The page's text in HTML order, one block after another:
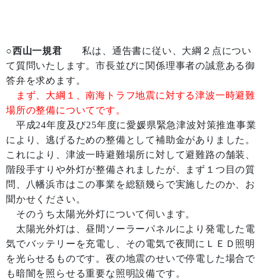
○西山一規君 私は、通告書に従い、大綱２点につい
て質問いたします。市長並びに関係理事者の誠意ある御
答弁を求めます。
まず、大綱１、南海トラフ地震に対する津波一時避難
場所の整備についてです。
平成24年度及び25年度に愛媛県緊急津波対策推進事業
により、逃げるための整備として補助金がありました。
これにより、津波一時避難場所に対して避難路の舗装、
階段手すりや外灯が整備されましたが、まず１つ目の質
問、八幡浜市はこの事業を総額幾らで実施したのか、お
聞かせください。
そのうち太陽光外灯について伺います。
太陽光外灯は、昼間ソーラーパネルにより発電した電
気でバッテリーを充電し、その電気で夜間にＬＥＤ照明
を光らせるものです。夜の地震のせいで停電した場合で
も暗闇を照らせる重要な照明設備です。